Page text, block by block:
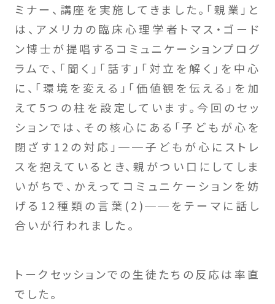
ミナー、講座を実施してきました。「親業」と
は、アメリカの臨床心理学者トマス・ゴード
ン博士が提唱するコミュニケーションプログ
ラムで、「聞く」「話す」「対立を解く」を中心
に、「環境を変える」「価値観を伝える」を加
えて5つの柱を設定しています。今回のセッ
ションでは、その核心にある「子どもが心を
閉ざす12の対応」──子どもが心にストレ
スを抱えているとき、親がつい口にしてしま
いがちで、かえってコミュニケーションを妨
げる12種類の言葉(2)──をテーマに話し
合いが行われました。
トークセッションでの生徒たちの反応は率直
でした。